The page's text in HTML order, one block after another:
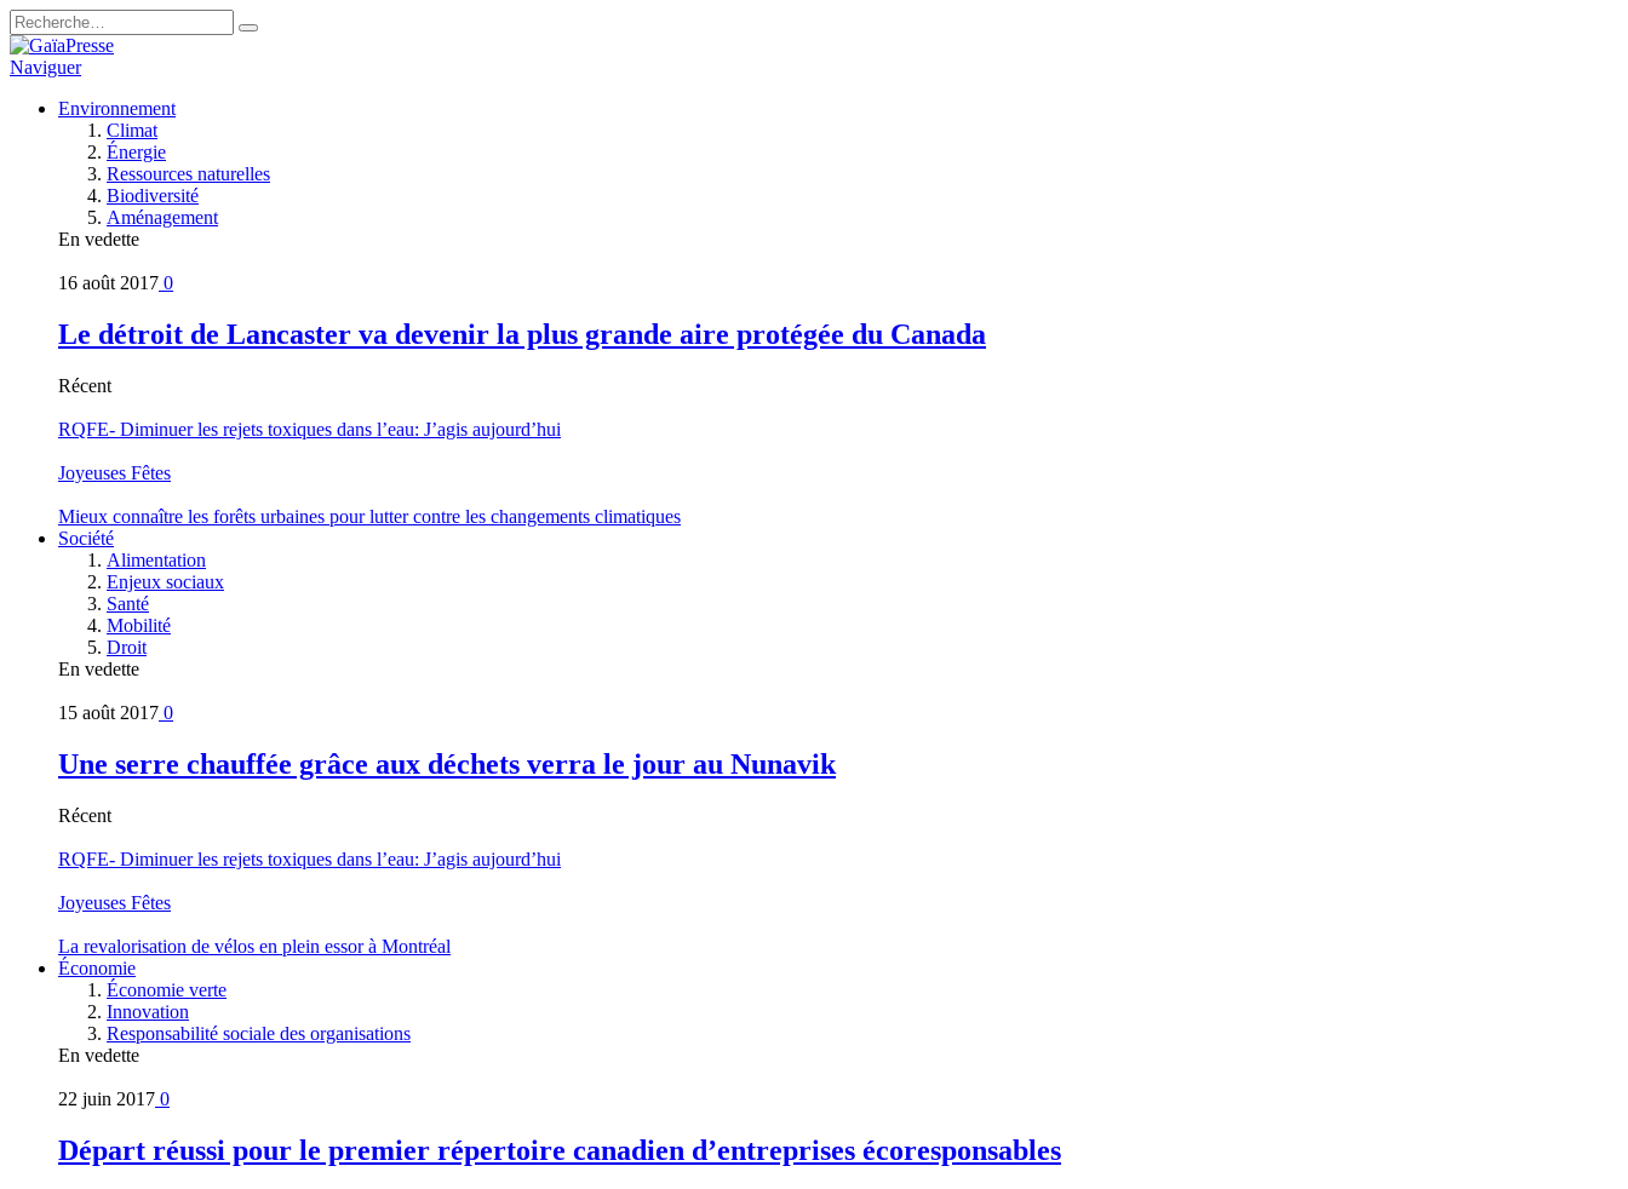
Naviguer
Environnement
Climat
Énergie
Ressources naturelles
Biodiversité
Aménagement
En vedette
16 août 2017 0
Le détroit de Lancaster va devenir la plus grande aire protégée du Canada
Récent
RQFE- Diminuer les rejets toxiques dans l’eau: J’agis aujourd’hui
Joyeuses Fêtes
Mieux connaître les forêts urbaines pour lutter contre les changements climatiques
Société
Alimentation
Enjeux sociaux
Santé
Mobilité
Droit
En vedette
15 août 2017 0
Une serre chauffée grâce aux déchets verra le jour au Nunavik
Récent
RQFE- Diminuer les rejets toxiques dans l’eau: J’agis aujourd’hui
Joyeuses Fêtes
La revalorisation de vélos en plein essor à Montréal
Économie
Économie verte
Innovation
Responsabilité sociale des organisations
En vedette
22 juin 2017 0
Départ réussi pour le premier répertoire canadien d’entreprises écoresponsables